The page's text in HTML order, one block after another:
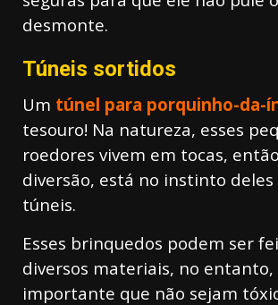
desmonte.
Túneis sortidos
Um túnel para porquinho-da-
tesouro! Na natureza, esses
roedores vivem em tocas,
diversão, está no instinto
túneis.
Esses brinquedos podem ser
diversos materiais, no entanto,
importante que não sejam